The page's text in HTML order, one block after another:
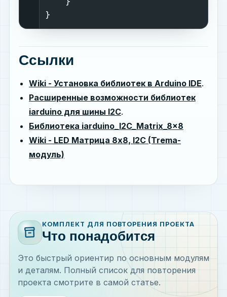
}
Ссылки
Wiki - Установка библиотек в Arduino IDE.
Расширенные возможности библиотек
iarduino для шины I2C.
Библиотека iarduino_I2C_Matrix_8x8
Wiki - LED Матрица 8x8, I2C (Trema-
модуль)
inventory_2
КОМПЛЕКТ ДЛЯ ПОВТОРЕНИЯ ПРОЕКТА
Что понадобится
Это быстрый ориентир по основным модулям
и деталям. Полный список для повторения
проекта смотрите в самой статье.